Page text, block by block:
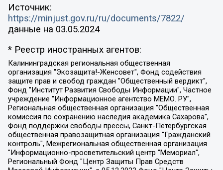
Источник:
https://minjust.gov.ru/ru/documents/7822/
данные на 03.05.2024
* Реестр иностранных агентов:
Калининградская региональная общественная организация "Экозащита!-Женсовет", Фонд содействия защите прав и свобод граждан "Общественный вердикт", Фонд "Институт Развития Свободы Информации", Частное учреждение "Информационное агентство МЕМО. РУ", Региональная общественная организация "Общественная комиссия по сохранению наследия академика Сахарова", Фонд поддержки свободы прессы, Санкт-Петербургская общественная правозащитная организация "Гражданский контроль", Межрегиональная общественная организация "Информационно-просветительский центр "Мемориал", Региональный Фонд "Центр Защиты Прав Средств Массовой Информации", с 05.12.2023 Фонд "Центр Защиты Прав Средств массовой информации", Региональная общественная благотворительная организация помощи беженцам и мигрантам "Гражданское содействие", Негосударственное образовательное учреждение дополнительного профессионального образования (повышение квалификации) специалистов "АКАДЕМИЯ ПО ПРАВАМ ЧЕЛОВЕКА", Свердловская региональная общественная организация "Сутяжник", Автономная некоммерческая организация "Центр независимых социологических исследований", Союз общественных объединений "Российский исследовательский центр по правам человека", Региональное общественное учреждение научно-информационный центр "МЕМОРИАЛ", Некоммерческая организация "Фонд защиты гласности", Автономная некоммерческая организация "Институт прав человека", Городская общественная организация "Екатеринбургское общество "МЕМОРИАЛ", Городская общественная организация "Рязанское историко-просветительское и правозащитное общество "Мемориал" (Рязанский Мемориал), Челябинский региональный орган общественной самодеятельности – женское общественное объединение "Женщины Евразии", Челябинский региональный орган общественной самодеятельности "Уральская правозащитная группа", Фонд содействия защите здоровья и социальной справедливости имени Андрея Рылькова, Автономная Некоммерческая Организация "Аналитический Центр Юрия Левады", Автономная некоммерческая организация социальной поддержки населения "Проект Апрель", Региональная общественная организация помощи женщинам и детям, находящимся в кризисной ситуации "Информационно-методический центр "Анна", Фонд содействия развитию массовых коммуникаций и правовому просвещению "Так-так-Так", Фонд содействия устойчивому развитию "Серебряная тайга", Свердловский региональный общественный фонд социальных проектов "Новое время", "Idel.Реалии", Кавказ.Реалии, Крым.Реалии, Телеканал Настоящее Время, Татаро-башкирская служба Радио Свобода (Azatliq Radiosi), Радио Свободная Европа/Радио Свобода (PCE/PC), "Сибирь.Реалии", "Фактограф", Благотворительный фонд помощи осужденным и их семьям, Автономная некоммерческая организация "Институт глобализации и социальных движений", Фонд "В защиту прав заключенных", Частное учреждение "Центр поддержки и содействия развитию средств массовой информации", Пензенский региональный общественный благотворительный фонд "Гражданский союз", "Север.Реалии", Некоммерческая организация Фонд "Правовая инициатива", Общество с ограниченной ответственностью "Радио Свободная Европа/Радио Свобода", Чешское информационное агентство "MEDIUM-ORIENT", Красноярская региональная общественная организация "Мы против СПИДа", Камалягин Денис Николаевич, Маркелов Сергей Евгеньевич, Пономарев Лев Александрович, Савицкая Людмила Алексеевна, Автономная некоммерческая организация "Центр по работе с проблемой насилия "НАСИЛИЮ.НЕТ", Межрегиональный профессиональный союз работников здравоохранения "Альянс врачей", Юридическое лицо, зарегистрированное в Латвийской Республике, SIA "Medusa Project" (регистрационный номер 40103797863, дата регистрации 10.06.2014), Некоммерческая организация "Фонд по борьбе с коррупцией", Автономная некоммерческая организация "Институт права и публичной политики", Баданин Роман Сергеевич, Гликин Максим Александрович, Железнова Мария Михайловна, Лукьянова Юлия Сергеевна, Маетная Елизавета Витальевна, Маняхин Петр Борисович, Чуракова Ольга Владимировна, Ярош Юлия Петровна, Юридическое лицо "The Insider SIA", зарегистрированное в Риге, Латвийская Республика (дата регистрации 26.06.2015), являющееся администратором доменного имени интернет-издания "The Insider SIA", https://theins.ru, Постернак Алексей Евгеньевич, Рубин Михаил Аркадьевич, Анин Роман Александрович, Юридическое лицо Istories fonds, зарегистрированное в Латвийской Республике (регистрационный номер 50008295751, дата регистрации 24.02.2020), Великовский Дмитрий Александрович, Долинина Ирина Николаевна, Мароховская Алеся Алексеевна, Шлейнов Роман Юрьевич, Шмагун Олеся Валентиновна, Общество с ограниченной ответственностью "Альтаир 2021", Общество с ограниченной ответственностью "Вега 2021", Общество с ограниченной ответственностью "Главный редактор 2021", Общество с ограниченной ответственностью "Ромашки монолит", Важенков Артем Валерьевич, Ивановская областная общественная организация "Центр гендерных исследований", Гурман Юрий Альбертович, Медиапроект "ОВД-Инфо", Егоров Владимир Владимирович, Жилинский Владимир Александрович, Общество с ограниченной ответственностью "ЗП", Иванова София Юрьевна, Карезина Инна Павловна, Кильтау Екатерина Викторовна, Петров Алексей Викторович, Пискунов Сергей Евгеньевич, Смирнов Сергей Сергеевич, Тихонов Михаил Сергеевич, Общество с ограниченной ответственностью "ЖУРНАЛИСТ-ИНОСТРАННЫЙ АГЕНТ", Арапова Галина Юрьевна, Вольтская Татьяна Анатольевна, Американская компания "Mason G.E.S. Anonymous Foundation" (США), являющаяся владельцем интернет-издания https://mnews.world/, Компания "Stichting Bellingcat", зарегистрированная в Нидерландах (дата регистрации 11.07.2018), Захаров Андрей Вячеславович, Клепиковская Екатерина Дмитриевна, Общество с ограниченной ответственностью "МЕМО", Перл Роман Александрович, Симонов Евгений Алексеевич, Соловьева Елена Анатольевна, Сотников Даниил Владимирович, Сурначева Елизавета Дмитриевна, Автономная некоммерческая организация по защите прав человека и информированию населения "Якутия – Наше Мнение", Общество с ограниченной ответственностью "Москоу диджитал медиа", с 26.01.2023 Общество с ограниченной ответственностью "Чайка Белые сады", Ветошкина Валерия Валерьевна, Заговора Максим Александрович, Межрегиональное общественное движение "Российская ЛГБТ - сеть", Оленичев Максим Владимирович, Павлов Иван Юрьевич, Скворцова Елена Сергеевна, Общество с ограниченной ответственностью "Как бы инагент", Кочетков Игорь Викторович, Общество с ограниченной ответственностью "Честные выборы", Еланчик Олег Александрович, Общество с ограниченной ответственностью "Нобелевский призыв", Гималова Регина Эмилевна, Григорьев Андрей Валерьевич, Григорьева Алина Александровна, Ассоциация по содействию защите прав призывников, альтернативнослужащих и военнослужащих "Правозащитная группа "Гражданин.Армия.Право", Хисамова Регина Фаритовна, Автономная некоммерческая организация по реализации социально-правовых программ "Лилит", Дальневосточное общественное движение "Маяк", Санкт-Петербургская ЛГБТ-инициативная группа "Выход", Инициативная группа ЛГБТ+ "Реверс", Алексеев Андрей Викторович, Бекбулатова Таисия Львовна, Беляев Иван Михайлович, Владыкина Елена Сергеевна, Гельман Марат Александрович, Никульшина Вероника Юрьевна, Толоконникова Надежда Андреевна, Шендерович Виктор Анатольевич, Общество с ограниченной ответственностью "Данное сообщение", Общество с ограниченной ответственностью Издательский дом "Новая глава", Айнбиндер Александра Александровна, Московский комьюнити-центр для ЛГБТ+инициатив, Благотворительный фонд развития филантропии, Deutsche Welle (Германия, Kurt-Schumacher-Strasse 3, 53113 Bonn), Борзунова Мария Михайловна, Воробьев Виктор Викторович, Голубева Анна Львовна, Константинова Алла Михайловна, Малкова Ирина Владимировна, Мурадов Мурад Абдулгалимович, Осетинская Елизавета Николаевна, Понасенков Евгений Николаевич, Ганапольский Матвей Юрьевич, Киселев Евгений Алексеевич, Борухович Ирина Григорьевна, Дремин Иван Тимофеевич, Дубровский Дмитрий Викторович, Красноярская региональная общественная организация поддержки и развития альтернативных образовательных технологий и межкультурных коммуникаций "ИНТЕРРА", Маяковская Екатерина Алексеевна, Фейгин Марк Захарович, Филимонов Андрей Викторович, Дзугкоева Регина Николаевна, Доброхотов Роман Александрович, Дудь Юрий Александрович, Елкин Сергей Владимирович, Кругликов Кирилл Игоревич, Сабунаева Мария Леонидовна, Семенов Алексей Владимирович, Шаинян Карен Багратович, Шульман Екатерина Михайловна, Асафьев Артур Валерьевич, Вахштайн Виктор Семенович, Венедиктов Алексей Алексеевич, Лушникова Екатерина Евгеньевна, Волков Леонид Михайлович, Невзоров Александр Глебович, Пархоменко Сергей Борисович, Сироткин Ярослав Николаевич, Кара-Мурза Владимир Владимирович, Баранова Наталья Владимировна, Гозман Леонид Яковлевич, Кагарлицкий Борис Юльевич, Климарев Михаил Валерьевич, Милов Владимир Станиславович, Автономная некоммерческая организация Краснодарский центр современного искусства "Типография", Моргенштерн Алишер Тагирович, Соболь Любовь Эдуардовна, Общество с ограниченной ответственностью "ЛИЗА НОРМ", Каспаров Гарри Кимович, Ходорковский Михаил Борисович, Общество с ограниченной ответственностью "Апрельские тезисы", Данилович Ирина Брониславовна, Кашин Олег Владимирович, Петров Николай Владимирович, Пивоваров Алексей Владимирович, Соколов Михаил Владимирович, Цветкова Юлия Владимировна, Чичваркин Евгений Александрович, Комитет против пыток/Команда против пыток, Общество с ограниченной ответственностью "Первый научный", Общество с ограниченной ответственностью "Вертолет и ко", Белоцерковская Вероника Борисовна, Кац Максим Евгеньевич, Лазарева Татьяна Юрьевна, Шаведдинов Руслан Табризович, Яшин Илья Валерьевич, Общество с ограниченной ответственностью "Иноагент ААВ", Алешковский Дмитрий Петрович, Альбац Евгения Марковна, Быков Дмитрий Львович, Галямина Юлия Евгеньевна, Лойко Сергей Леонидович, Мартынов Кирилл Константинович, Медведев Сергей Александрович, Крашенинников Федор Геннадиевич, Гордеева Катерина Вл